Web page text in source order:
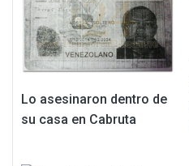
Lo asesinaron dentro de
su casa en Cabruta